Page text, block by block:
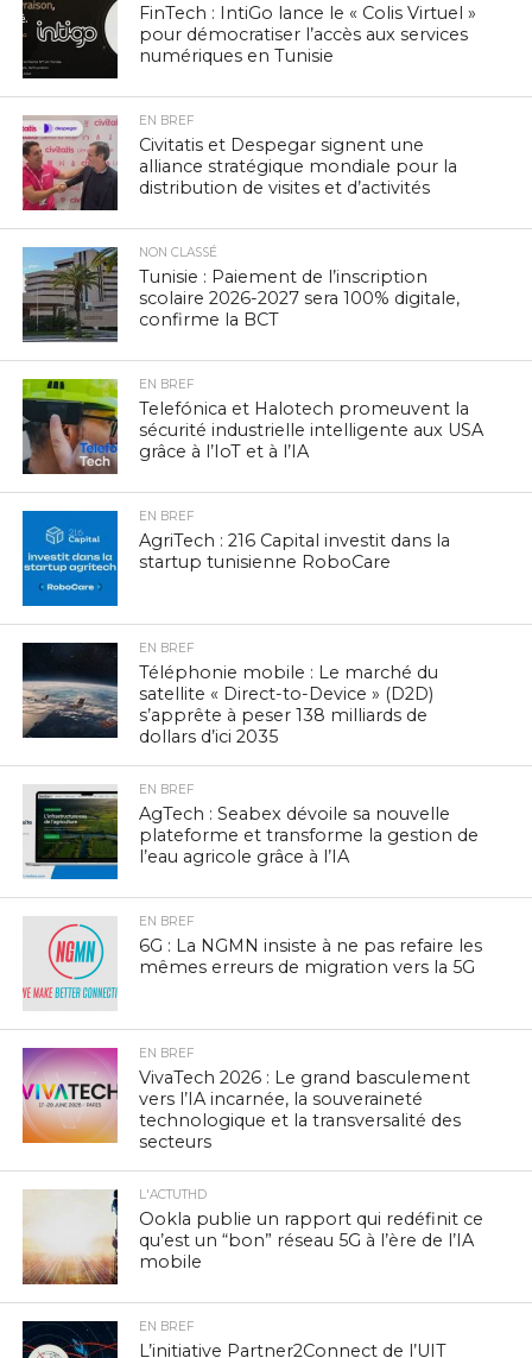
FinTech : IntiGo lance le « Colis Virtuel »
pour démocratiser l’accès aux services
numériques en Tunisie
EN BREF
Civitatis et Despegar signent une
alliance stratégique mondiale pour la
distribution de visites et d’activités
NON CLASSÉ
Tunisie : Paiement de l’inscription
scolaire 2026-2027 sera 100% digitale,
confirme la BCT
EN BREF
Telefónica et Halotech promeuvent la
sécurité industrielle intelligente aux USA
grâce à l’IoT et à l’IA
EN BREF
AgriTech : 216 Capital investit dans la
startup tunisienne RoboCare
EN BREF
Téléphonie mobile : Le marché du
satellite « Direct-to-Device » (D2D)
s’apprête à peser 138 milliards de
dollars d’ici 2035
EN BREF
AgTech : Seabex dévoile sa nouvelle
plateforme et transforme la gestion de
l’eau agricole grâce à l’IA
EN BREF
6G : La NGMN insiste à ne pas refaire les
mêmes erreurs de migration vers la 5G
EN BREF
VivaTech 2026 : Le grand basculement
vers l’IA incarnée, la souveraineté
technologique et la transversalité des
secteurs
L'ACTUTHD
Ookla publie un rapport qui redéfinit ce
qu’est un “bon” réseau 5G à l’ère de l’IA
mobile
EN BREF
L’initiative Partner2Connect de l’UIT